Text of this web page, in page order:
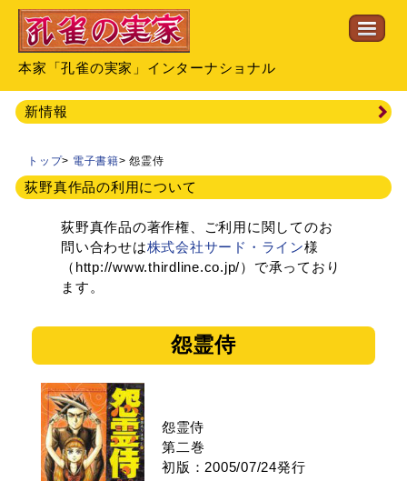
本家「孔雀の実家」インターナショナル
トップ> 電子書籍> 怨霊侍
荻野真作品の利用について
荻野真作品の著作権、ご利用に関してのお
問い合わせは株式会社サード・ライン様
（http://www.thirdline.co.jp/）で承っており
ます。
怨霊侍
怨霊侍
第二巻
初版：2005/07/24発行
新情報